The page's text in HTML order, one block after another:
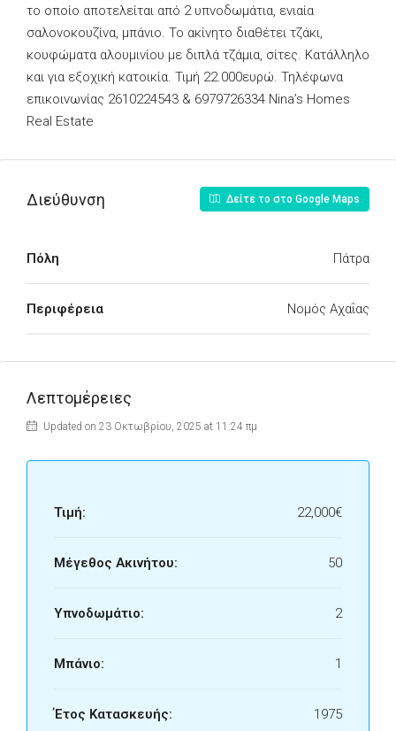
το οποίο αποτελείται από 2 υπνοδωμάτια, ενιαία
σαλονοκουζίνα, μπάνιο. Το ακίνητο διαθέτει τζάκι,
κουφώματα αλουμινίου με διπλά τζάμια, σίτες. Κατάλληλο
και για εξοχική κατοικία. Τιμή 22.000ευρώ. Τηλέφωνα
επικοινωνίας 2610224543 & 6979726334 Nina’s Homes
Real Estate
Διεύθυνση Δείτε το στο Google Maps
Πόλη Πάτρα
Περιφέρεια Νομός Αχαΐας
Λεπτομέρειες
Updated on 23 Οκτωβρίου, 2025 at 11:24 πμ
Τιμή: 22,000€
Μέγεθος Ακινήτου: 50
Υπνοδωμάτιο: 2
Μπάνιο: 1
Έτος Κατασκευής: 1975